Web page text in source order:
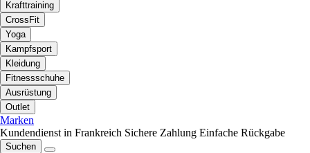
Krafttraining
CrossFit
Yoga
Kampfsport
Kleidung
Fitnessschuhe
Ausrüstung
Outlet
Marken
Kundendienst in Frankreich Sichere Zahlung Einfache Rückgabe
Suchen